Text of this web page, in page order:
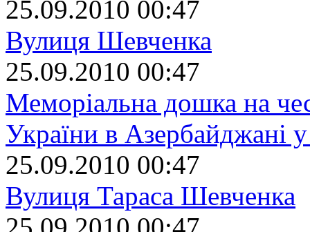
25.09.2010 00:47
Вулиця Шевченка
25.09.2010 00:47
Меморіальна дошка на
України в Азербайджані
25.09.2010 00:47
Вулиця Тараса Шевченка